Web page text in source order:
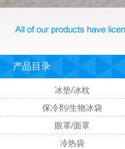
产品目录
冰垫/冰枕
保冷剂/生物冰袋
眼罩/面罩
冷热袋